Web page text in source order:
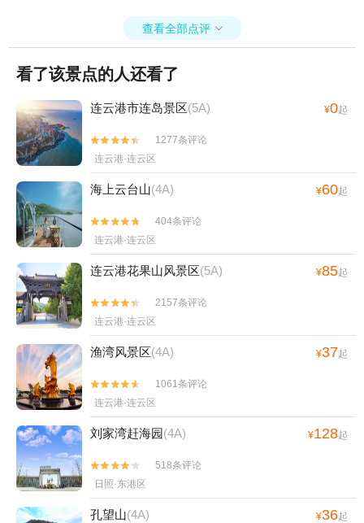
查看全部点评 
看了该景点的人还看了
连云港市连岛景区(5A) ¥0起


1277条评论
连云港·连云区
海上云台山(4A) ¥60起


404条评论
连云港·连云区
连云港花果山风景区(5A) ¥85起


2157条评论
连云港·连云区
渔湾风景区(4A) ¥37起


1061条评论
连云港·连云区
刘家湾赶海园(4A) ¥128起


518条评论
日照·东港区
孔望山(4A) ¥36起